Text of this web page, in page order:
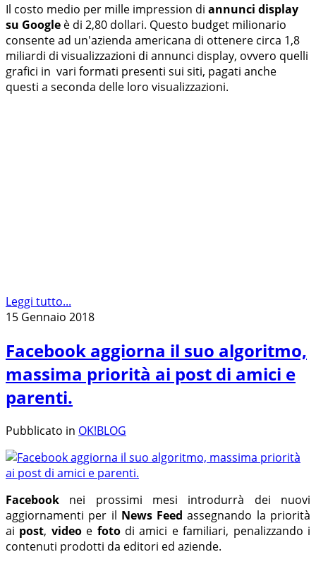
Il costo medio per mille impression di annunci display
su Google è di 2,80 dollari. Questo budget milionario
consente ad un'azienda americana di ottenere circa 1,8
miliardi di visualizzazioni di annunci display, ovvero quelli
grafici in vari formati presenti sui siti, pagati anche
questi a seconda delle loro visualizzazioni.
Leggi tutto...
15 Gennaio 2018
Facebook aggiorna il suo algoritmo,
massima priorità ai post di amici e
parenti.
Pubblicato in OK!BLOG
Facebook nei prossimi mesi introdurrà dei nuovi
aggiornamenti per il News Feed assegnando la priorità
ai post, videoe fotodi amici e familiari, penalizzando i
contenuti prodotti da editori ed aziende.